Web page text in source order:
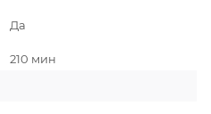
Да
210 мин